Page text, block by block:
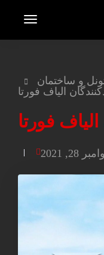
و ساختمان
الیاف فورتا
فورتا
28, 2021